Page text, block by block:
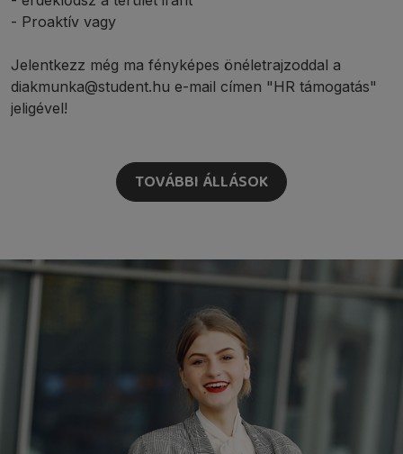
- Proaktív vagy
Jelentkezz még ma fényképes önéletrajzoddal a
diakmunka@student.hu e-mail címen "HR támogatás"
jeligével!
TOVÁBBI ÁLLÁSOK